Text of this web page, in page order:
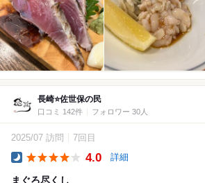
長崎⭐️佐世保の民
口コミ 142件 フォロワー 30人
2025/07 訪問 7回目
4.0 詳細
まぐろ尽くし